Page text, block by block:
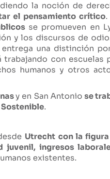
la noción de
el pensamiento crítico.
se promueven en
y los discursos de
una distinción
con escuelas
humanos y otros
y en San Antonio se
.
Utrecht con la
juvenil, ingresos
existentes.